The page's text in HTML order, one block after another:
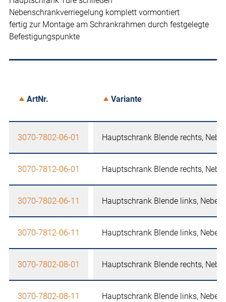
Nebenschrankverriegelung komplett vormontiert
fertig zur Montage am Schrankrahmen durch festgelegte
Befestigungspunkte
ArtNr. Variante
3070-7802-06-01 Hauptschrank Blende rechts,
3070-7812-06-01 Hauptschrank Blende rechts,
3070-7802-06-11 Hauptschrank Blende links,
3070-7812-06-11 Hauptschrank Blende links,
3070-7802-08-01 Hauptschrank Blende rechts,
3070-7802-08-11 Hauptschrank Blende links,